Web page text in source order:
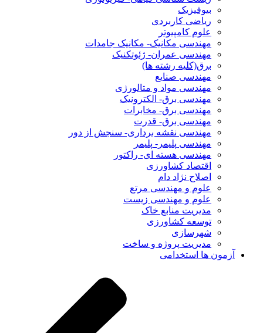
بیوفیزیک
ریاضی کاربردی
علوم کامپیوتر
مهندسی مکانیک- مکانیک جامدات
مهندسی عمران- ژئوتکنیک
برق(کلیه رشته ها)
مهندسی صنایع
مهندسی مواد و متالورژی
مهندسی برق- الکترونیک
مهندسی برق- مخابرات
مهندسی برق- قدرت
مهندسی نقشه برداری- سنجش از دور
مهندسی پلیمر- پلیمر
مهندسی هسته ای- راکتور
اقتصاد کشاورزی
اصلاح نژاد دام
علوم و مهندسی مرتع
علوم و مهندسی زیست
مدیریت منابع خاک
توسعه کشاورزی
شهرسازی
مدیریت پروژه و ساخت
آزمون ها استخدامی